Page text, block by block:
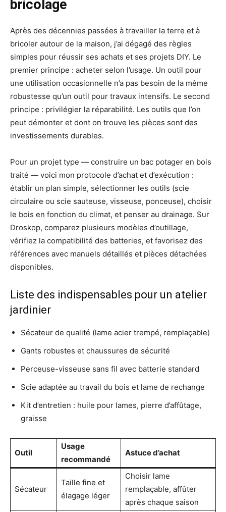
bricolage
Après des décennies passées à travailler la terre et à
bricoler autour de la maison, j’ai dégagé des règles
simples pour réussir ses achats et ses projets DIY. Le
premier principe : acheter selon l’usage. Un outil pour
une utilisation occasionnelle n’a pas besoin de la même
robustesse qu’un outil pour travaux intensifs. Le second
principe : privilégier la réparabilité. Les outils que l’on
peut démonter et dont on trouve les pièces sont des
investissements durables.
Pour un projet type — construire un bac potager en bois
traité — voici mon protocole d’achat et d’exécution :
établir un plan simple, sélectionner les outils (scie
circulaire ou scie sauteuse, visseuse, ponceuse), choisir
le bois en fonction du climat, et penser au drainage. Sur
Droskop, comparez plusieurs modèles d’outillage,
vérifiez la compatibilité des batteries, et favorisez des
références avec manuels détaillés et pièces détachées
disponibles.
Liste des indispensables pour un atelier
jardinier
Sécateur de qualité (lame acier trempé, remplaçable)
Gants robustes et chaussures de sécurité
Perceuse-visseuse sans fil avec batterie standard
Scie adaptée au travail du bois et lame de rechange
Kit d’entretien : huile pour lames, pierre d’affûtage,
graisse
Outil
Usage
recommandé
Astuce d’achat
Sécateur
Taille fine et
élagage léger
Choisir lame
remplaçable, affûter
après chaque saison